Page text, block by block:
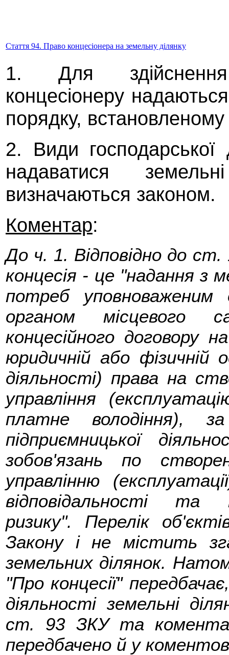
Стаття 94. Право концесіонера на земельну ділянку
1. Для здійснення
концесіонеру
порядку,
2. Види господарської
надаватися
визначаються законом.
Коментар:
До ч. 1. Відповідно до ст.
концесія - це "надання з
потреб уповноваженим
органом місцевого
концесійного договору
юридичній або фізичній
діяльності) права на
управління
платне володіння),
підприємницької
зобов'язань по
управлінню
відповідальності та
ризику". Перелік
Закону і не містить
земельних ділянок.
"Про концесії"
діяльності земельні
ст. 93 ЗКУ та
передбачено й у